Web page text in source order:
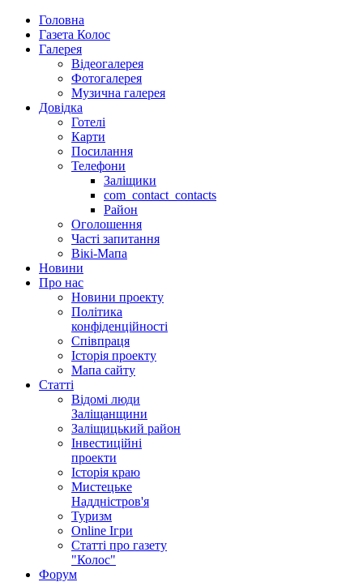
Головна
Газета Колос
Галерея
Відеогалерея
Фотогалерея
Музична галерея
Довідка
Готелі
Карти
Посилання
Телефони
Заліщики
com_contact_contacts
Район
Оголошення
Часті запитання
Вікі-Мапа
Новини
Про нас
Новини проекту
Політика
конфіденційності
Співпраця
Історія проекту
Мапа сайту
Статті
Відомі люди
Заліщанщини
Заліщицький район
Інвестиційні
проекти
Історія краю
Мистецьке
Наддністров'я
Туризм
Online Ігри
Статті про газету
"Колос"
Форум